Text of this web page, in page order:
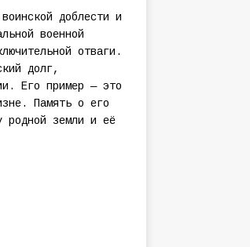
доблести и
военной
отваги.
долг,
Его пример — это
Память о его
родной земли и её